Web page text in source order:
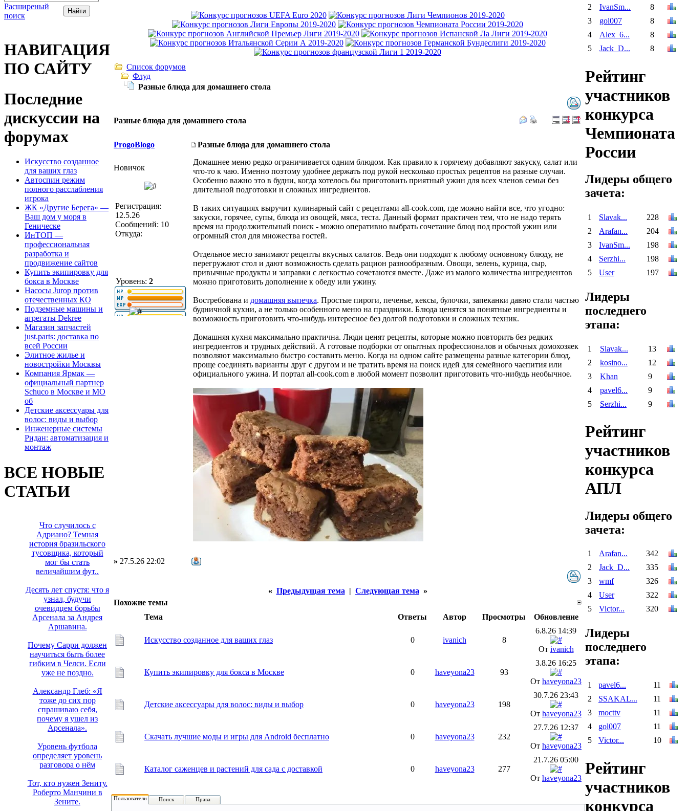
Расширеный
поиск
НАВИГАЦИЯ
ПО САЙТУ
Последние
дискуссии на
форумах
Искусство созданное
для ваших глаз
Автоспин режим
полного расслабления
игрока
ЖК «Другие Берега» —
Ваш дом у моря в
Геническе
ИнТОП —
профессиональная
разработка и
продвижение сайтов
Купить экипировку для
бокса в Москве
Насосы Jurop против
отечественных КО
Подземные машины и
агрегаты Dekree
Магазин запчастей
just.parts: доставка по
всей России
Элитное жилье и
новостройки Москвы
Компания Ярмак —
официальный партнер
Schuco в Москве и МО
об
Детские аксессуары для
волос: виды и выбор
Инженерные системы
Ридан: автоматизация и
монтаж
ВСЕ НОВЫЕ
СТАТЬИ
Что случилось с
Адриано? Темная
история бразильского
тусовщика, который
мог бы стать
величайшим фут..
Десять лет спустя: что я
узнал, будучи
очевидцем борьбы
Арсенала за Андрея
Аршавина.
Почему Сарри должен
научиться быть более
гибким в Челси. Если
уже не поздно.
Александр Глеб: «Я
тоже до сих пор
спрашиваю себя,
почему я ушел из
Арсенала».
Уровень футбола
определяет уровень
разговора о нём
Тот, кто нужен Зениту.
Роберто Манчини в
Зените.
Список форумов
Флуд
Разные блюда для домашнего стола
Разные блюда для домашнего стола
ProgoBlogo Разные блюда для домашнего стола
Новичок
Регистрация:
12.5.26
Сообщений: 10
Откуда:
Уровень: 2
Домашнее меню редко ограничивается одним блюдом. Как правило к горячему добавляют закуску, салат или
что-то к чаю. Именно поэтому удобнее держать под рукой несколько простых рецептов на разные случаи.
Особенно важно это в будни, когда хотелось бы приготовить приятный ужин для всех членов семьи без
длительной подготовки и сложных ингредиентов.
В таких ситуациях выручит кулинарный сайт с рецептами all-cook.com, где можно найти все, что угодно:
закуски, горячее, супы, блюда из овощей, мяса, теста. Данный формат практичен тем, что не надо терять
время на продолжительный поиск - можно оперативно выбрать сочетание блюд под простой ужин или
огромный стол для множества гостей.
Отдельное место занимают рецепты вкусных салатов. Ведь они подходят к любому основному блюду, не
перегружают стол и дают возможность сделать рацион разнообразным. Овощи, зелень, курица, сыр,
привычные продукты и заправки с легкостью сочетаются вместе. Даже из малого количества ингредиентов
можно приготовить дополнение к обеду или ужину.
Востребована и домашняя выпечка. Простые пироги, печенье, кексы, булочки, запеканки давно стали частью
будничной кухни, а не только особенного меню на праздники. Блюда ценятся за понятные ингредиенты и
возможность приготовить что-нибудь интересное без долгой подготовки и сложных техник.
Домашняя кухня максимально практична. Люди ценят рецепты, которые можно повторить без редких
ингредиентов и трудных действий. А готовые подборки от опытных профессионалов и обычных домохозяек
позволяют максимально быстро составить меню. Когда на одном сайте размещены разные категории блюд,
проще соединять варианты друг с другом и не тратить время на поиск идей для семейного чаепития или
официального ужина. И портал all-cook.com в любой момент позволит приготовить что-нибудь необычное.
» 27.5.26 22:02
« Предыдущая тема | Следующая тема »
Похожие темы
Тема
Ответы Автор Просмотры Обновление
Искусство созданное для ваших глаз 0 ivanich 8
6.8.26 14:39
От ivanich
Купить экипировку для бокса в Москве 0 haveyona23 93
3.8.26 16:25
От haveyona23
Детские аксессуары для волос: виды и выбор 0 haveyona23 198
30.7.26 23:43
От haveyona23
Скачать лучшие моды и игры для Android бесплатно 0 haveyona23 232
27.7.26 12:37
От haveyona23
Каталог саженцев и растений для сада с доставкой 0 haveyona23 277
21.7.26 05:00
От haveyona23
Пользователи Поиск Права
2
IvanSm...
8
3
gol007
8
4
Alex_6...
8
5
Jack_D... 8
Рейтинг
участников
конкурса
Чемпионата
России
Лидеры общего
зачета:
1 Slavak...
228
2
Arafan...
204
3
IvanSm...
198
4
Serzhi...
198
5
User 197
Лидеры
последнего
этапа:
1 Slavak...
13
2
kosino...
12
3
Khan
9
4
pavel6...
9
5
Serzhi... 9
Рейтинг
участников
конкурса
АПЛ
Лидеры общего
зачета:
1 Arafan...
342
2
Jack_D...
335
3
wmf
326
4
User
322
5
Victor... 320
Лидеры
последнего
этапа:
1 pavel6...
11
2
SSAKAL...
11
3
mocttv
11
4
gol007
11
5
Victor... 10
Рейтинг
участников
конкурса